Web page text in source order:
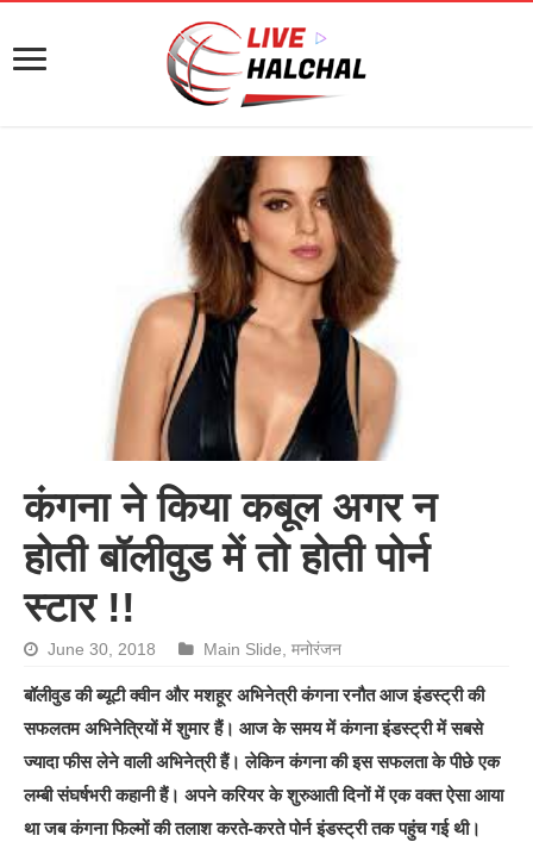
कंगना ने किया कबूल अगर न
होती बॉलीवुड में तो होती पोर्न
स्टार !!
June 30, 2018 Main Slide ,मनोरंजन
बॉलीवुड की ब्यूटी क्वीन और मशहूर अभिनेत्री कंगना रनौत आज इंडस्ट्री की
सफलतम अभिनेत्रियों में शुमार हैं। आज के समय में कंगना इंडस्ट्री में सबसे
ज्यादा फीस लेने वाली अभिनेत्री हैं। लेकिन कंगना की इस सफलता के पीछे एक
लम्बी संघर्षभरी कहानी हैं। अपने करियर के शुरुआती दिनों में एक वक्त ऐसा आया
था जब कंगना फिल्मों की तलाश करते-करते पोर्न इंडस्ट्री तक पहुंच गई थी।